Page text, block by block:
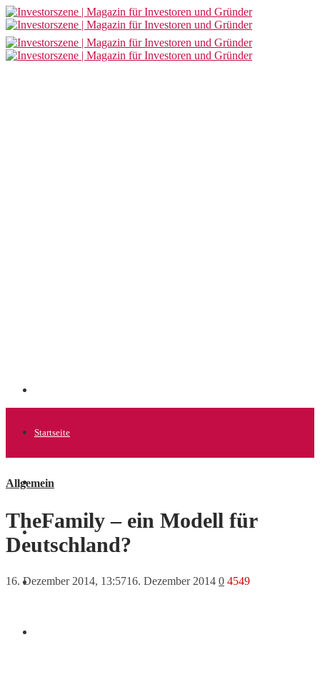
Startseite
Allgemein
News
Allgemein
TheFamily – ein Modell für
Deutschland?
16. Dezember 2014, 13:5716. Dezember 2014 0 4549